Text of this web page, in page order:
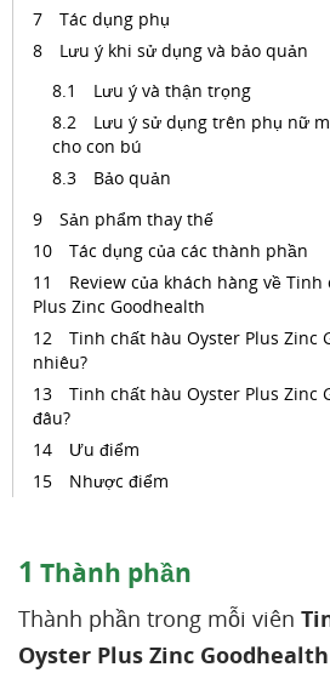
Tác dụng phụ
Lưu ý khi sử dụng và bảo quản
Lưu ý và thận trọng
Lưu ý sử dụng trên phụ nữ
cho con bú
Bảo quản
Sản phẩm thay thế
Tác dụng của các thành phần
Review của khách hàng về
Plus Zinc Goodhealth
Tinh chất hàu Oyster Plus Zinc
nhiêu?
Tinh chất hàu Oyster Plus Zinc
đâu?
Ưu điểm
Nhược điểm
1 Thành phần
Thành phần trong mỗi viên
Oyster Plus Zinc Goodhealth